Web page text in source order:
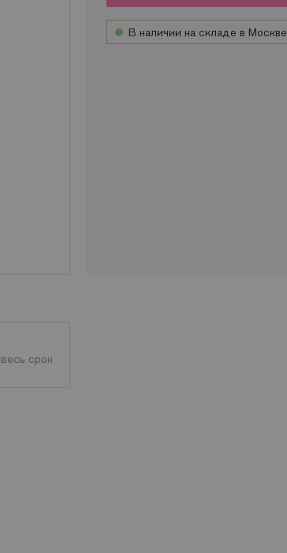
В наличии на складе в Москве
срок